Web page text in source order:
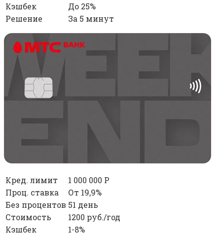
Кэшбек
До 25%
Решение
За 5 минут
Кред. лимит
1 000 000 Р
Проц. ставка
От 19,9%
Без процентов 51 день
Стоимость
1200 руб./год
Кэшбек
1-8%